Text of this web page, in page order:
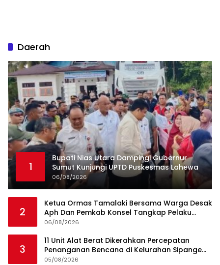
Daerah
1
Bupati Nias Utara Dampingi Gubernur
Sumut Kunjungi UPTD Puskesmas Lahewa
06/08/2026
2
Ketua Ormas Tamalaki Bersama Warga Desak
Aph Dan Pemkab Konsel Tangkap Pelaku
Angkut Cangkang Sawit Overload, Truk PT KAP
06/08/2026
3
11 Unit Alat Berat Dikerahkan Percepatan
Penanganan Bencana di Kelurahan Sipange
Kecamatan Tukka
05/08/2026